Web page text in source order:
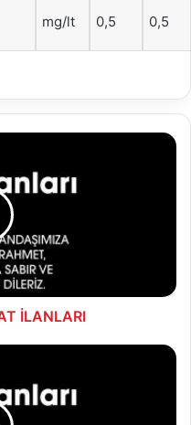
mg/lt 0,5 0,5
İLANLARI